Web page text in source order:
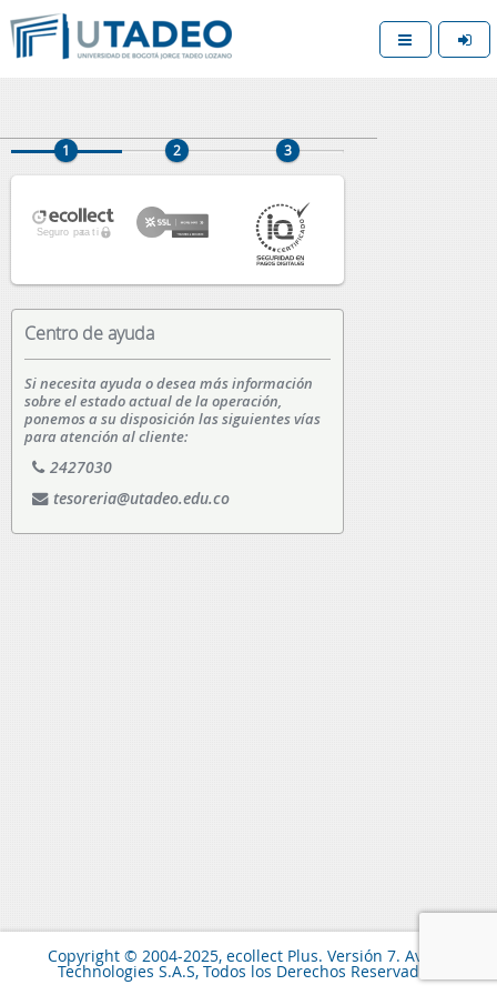
Centro de ayuda
Si necesita ayuda o desea más información
sobre el estado actual de la operación,
ponemos a su disposición las siguientes vías
para atención al cliente:
2427030
tesoreria@utadeo.edu.co
Copyright © 2004-2025, ecollect Plus. Versión 7. Avisor
Technologies S.A.S, Todos los Derechos Reservados.